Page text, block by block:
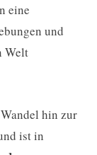
eine
und
Welt
hin zur
ist in